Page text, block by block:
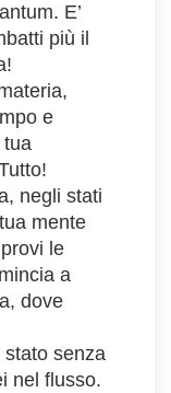
E’
più il
e
tua
negli stati
mente
le
a
dove
senza
nel flusso.